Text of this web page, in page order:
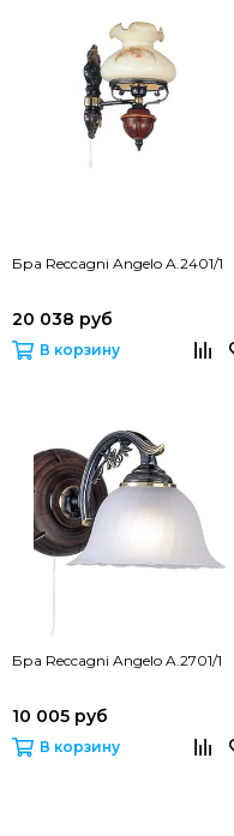
Бра Reccagni Angelo A.2401/1
20 038 руб
В корзину
Бра Reccagni Angelo A.2701/1
10 005 руб
В корзину